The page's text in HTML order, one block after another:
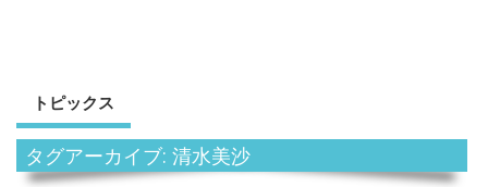
トピックス
タグアーカイブ: 清水美沙